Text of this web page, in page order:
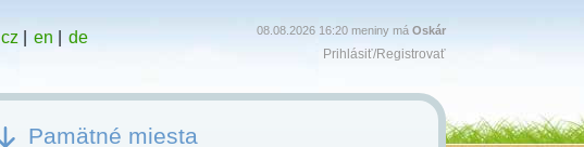
cz en de 08.08.2026 16:20 meniny má Oskár
Prihlásiť/Registrovať
Pamätné miesta